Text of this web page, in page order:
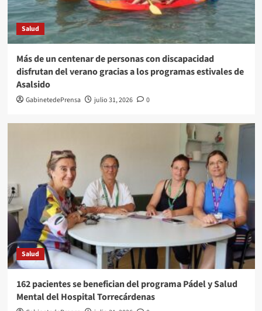
Salud
Más de un centenar de personas con discapacidad
disfrutan del verano gracias a los programas estivales de
Asalsido
GabinetedePrensa julio 31, 2026 0
Salud
162 pacientes se benefician del programa Pádel y Salud
Mental del Hospital Torrecárdenas